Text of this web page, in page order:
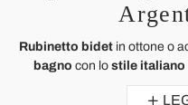
Rubinetto bidet in ottone o
bagno con lo stile italiano